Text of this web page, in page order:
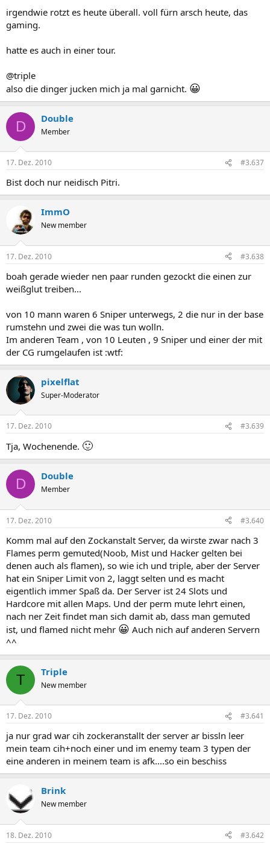
irgendwie rotzt es heute überall. voll fürn arsch heute, das
gaming.
hatte es auch in einer tour.
@triple
also die dinger jucken mich ja mal garnicht. 😀
D Double
Member
17. Dez. 2010 #3.637
Bist doch nur neidisch Pitri.
ImmO
New member
17. Dez. 2010 #3.638
boah gerade wieder nen paar runden gezockt die einen zur
weißglut treiben...
von 10 mann waren 6 Sniper unterwegs, 2 die nur in der base
rumstehn und zwei die was tun wolln.
Im anderen Team , von 10 Leuten , 9 Sniper und einer der mit
der CG rumgelaufen ist :wtf:
pixelflat
Super-Moderator
17. Dez. 2010 #3.639
Tja, Wochenende. 🙂
D Double
Member
17. Dez. 2010 #3.640
Komm mal auf den Zockanstalt Server, da wirste zwar nach 3
Flames perm gemuted(Noob, Mist und Hacker gelten bei
denen auch als flamen), so wie ich und triple, aber der Server
hat ein Sniper Limit von 2, laggt selten und es macht
eigentlich immer Spaß da. Der Server ist 24 Slots und
Hardcore mit allen Maps. Und der perm mute lehrt einen,
nach ner Zeit findet man sich damit ab, dass man gemuted
ist, und flamed nicht mehr 😀 Auch nich auf anderen Servern
^^
T Triple
New member
17. Dez. 2010 #3.641
ja nur grad war cih zockeranstallt der server ar bissln leer
mein team cih+noch einer und im enemy team 3 typen der
eine anderen in meinem team is afk....so ein beschiss
Brink
New member
18. Dez. 2010 #3.642